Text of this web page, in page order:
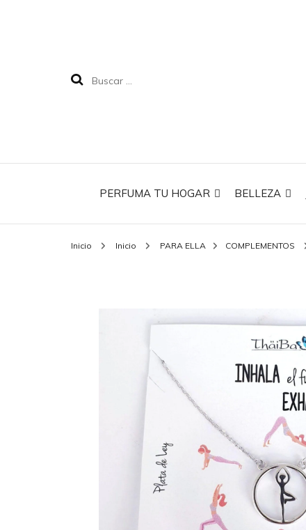
PERFUMA TU HOGAR BELLEZA
Inicio Inicio PARA ELLA COMPLEMENTOS